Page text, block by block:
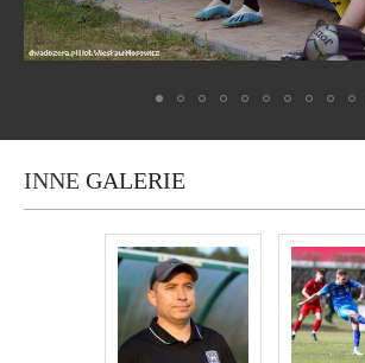
INNE GALERIE